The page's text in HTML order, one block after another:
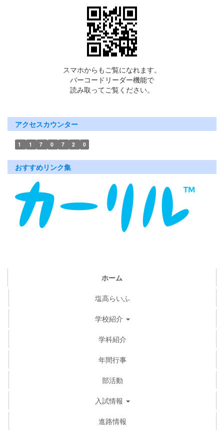
スマホからもご覧になれます。
バーコードリーダー機能で
読み取ってご覧ください。
アクセスカウンター
1 1 7 0 7 2 0
おすすめリンク集
ホーム
塩高らいふ
学校紹介
学科紹介
年間行事
部活動
入試情報
進路情報